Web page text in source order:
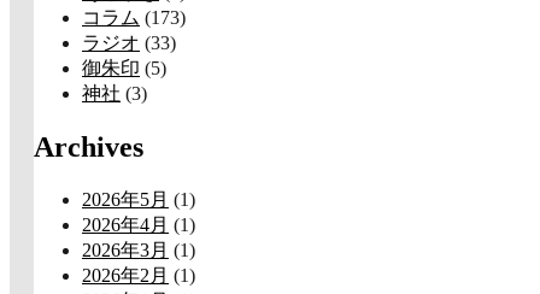
コラム (173)
ラジオ (33)
御朱印 (5)
神社 (3)
Archives
2026年5月 (1)
2026年4月 (1)
2026年3月 (1)
2026年2月 (1)